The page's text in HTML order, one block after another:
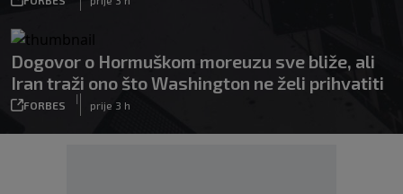
Dogovor o Hormuškom moreuzu sve bliže, ali
Iran traži ono što Washington ne želi prihvatiti
FORBES
|
prije 3 h